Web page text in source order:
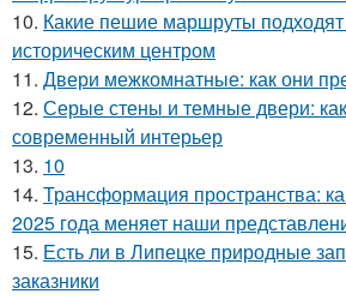
10. Какие пешие маршруты подходят
историческим центром
11. Двери межкомнатные: как они
12. Серые стены и темные двери:
современный интерьер
13. 10
14. Трансформация пространства:
2025 года меняет наши
15. Есть ли в Липецке природные
заказники